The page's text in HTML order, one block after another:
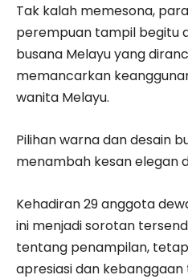
Tak kalah memesona,
perempuan tampil begitu
busana Melayu yang
memancarkan
wanita Melayu.
Pilihan warna dan desain
menambah kesan elegan
Kehadiran 29 anggota
ini menjadi sorotan
tentang penampilan,
apresiasi dan